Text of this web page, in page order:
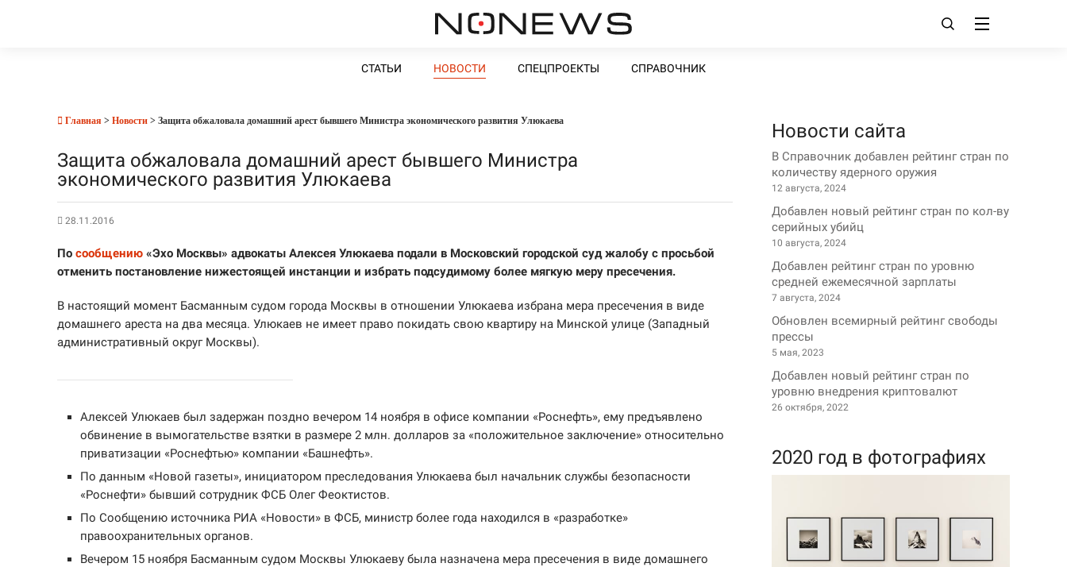
СТАТЬИ НОВОСТИ СПЕЦПРОЕКТЫ СПРАВОЧНИК
Главная > Новости > Защита обжаловала домашний арест бывшего Министра экономического развития Улюкаева
Защита обжаловала домашний арест бывшего Министра
экономического развития Улюкаева
28.11.2016
По сообщению «Эхо Москвы» адвокаты Алексея Улюкаева подали в Московский городской суд жалобу с просьбой
отменить постановление нижестоящей инстанции и избрать подсудимому более мягкую меру пресечения.
В настоящий момент Басманным судом города Москвы в отношении Улюкаева избрана мера пресечения в виде
домашнего ареста на два месяца. Улюкаев не имеет право покидать свою квартиру на Минской улице (Западный
административный округ Москвы).
Алексей Улюкаев был задержан поздно вечером 14 ноября в офисе компании «Роснефть», ему предъявлено
обвинение в вымогательстве взятки в размере 2 млн. долларов за «положительное заключение» относительно
приватизации «Роснефтью» компании «Башнефть».
По данным «Новой газеты», инициатором преследования Улюкаева был начальник службы безопасности
«Роснефти» бывший сотрудник ФСБ Олег Феоктистов.
По Сообщению источника РИА «Новости» в ФСБ, министр более года находился в «разработке»
правоохранительных органов.
Вечером 15 ноября Басманным судом Москвы Улюкаеву была назначена мера пресечения в виде домашнего
Новости сайта
В Справочник добавлен рейтинг стран по
количеству ядерного оружия
12 августа, 2024
Добавлен новый рейтинг стран по кол-ву
серийных убийц
10 августа, 2024
Добавлен рейтинг стран по уровню
средней ежемесячной зарплаты
7 августа, 2024
Обновлен всемирный рейтинг свободы
прессы
5 мая, 2023
Добавлен новый рейтинг стран по
уровню внедрения криптовалют
26 октября, 2022
2020 год в фотографиях